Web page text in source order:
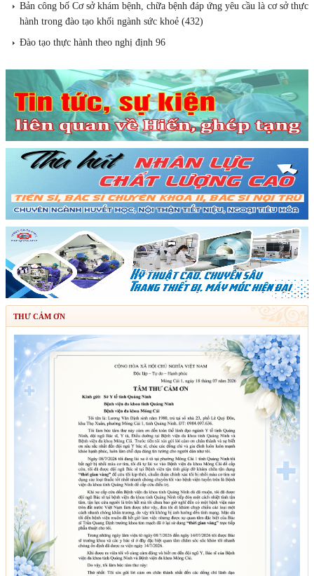
Bản công bố Cơ sở khám bệnh, chữa bệnh đáp ứng yêu cầu là cơ sở thực
hành trong đào tạo khối ngành sức khoẻ (432)
Đào tạo thực hành theo nghị định 96
THƯ CẢM ƠN